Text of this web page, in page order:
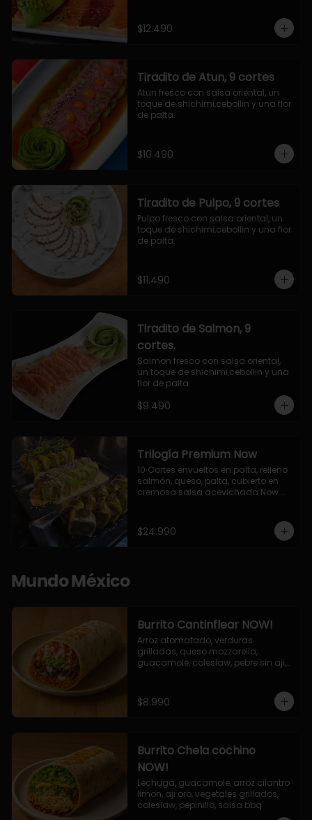
$12.490
Tiradito de Atun, 9 cortes
Atun fresco con salsa oriental, un
toque de shichimi,cebollin y una flor
de palta.
$10.490
Tiradito de Pulpo, 9 cortes
Pulpo fresco con salsa oriental, un
toque de shichimi,cebollin y una flor
de palta.
$11.490
Tiradito de Salmon, 9
cortes.
Salmon fresco con salsa oriental,
un toque de shichimi,cebollin y una
flor de palta.
$9.490
Trilogía Premium Now
10 Cortes envueltos en palta, relleno
salmón, queso, palta, cubierto en
cremosa salsa acevichada Now.
palta, cubierto con topping de
chimichurri de la casa flambeado.
$24.990
Mundo México
Burrito Cantinflear NOW!
Arroz atomatado, verduras
grilladas, queso mozzarella,
guacamole, coleslaw, pebre sin aji,
$8.990
Burrito Chela cochino
NOW!
Lechuga, guacamole, arroz cilantro
limon, aji oro, vegetales grillados,
coleslaw, pepinillo, salsa bbq